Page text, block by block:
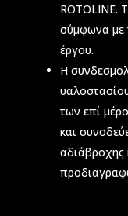
ROTOLINE.
σύμφωνα με
έργου.
Η
των επί
και